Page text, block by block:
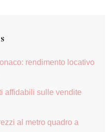
rendimento locativo
affidabili sulle vendite
al metro quadro a